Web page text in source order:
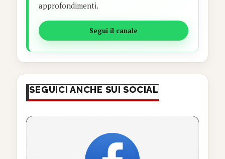
approfondimenti.
Segui il canale
SEGUICI ANCHE SUI SOCIAL